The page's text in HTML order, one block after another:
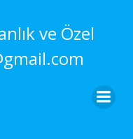
ve Özel